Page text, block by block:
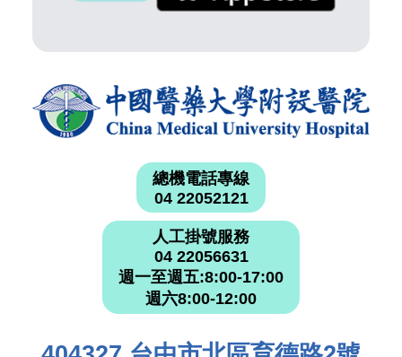
總機電話專線
04 22052121
人工掛號服務
04 22056631
週一至週五:8:00-17:00
週六8:00-12:00